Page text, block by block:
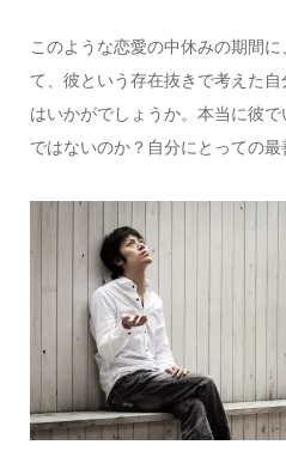
このような恋愛の中休みの期間
て、彼という存在抜きで考えた
はいかがでしょうか。本当に彼
ではないのか？自分にとっての最